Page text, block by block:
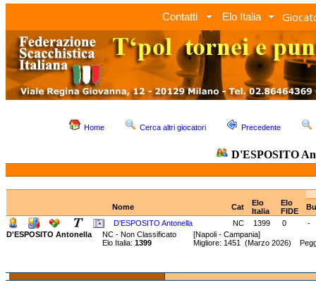
Contatti Elo Italia
Home Cerca altri giocatori Precedente
D'ESPOSITO
Nome Cat
Elo
Italia
Elo
FIDE
D'ESPOSITO Antonella
NC 1399 0
-
D'ESPOSITO Antonella
NC - Non Classificato [Napoli - Campania]
Elo Italia: 1399 Migliore: 1451 (Marzo 2026)